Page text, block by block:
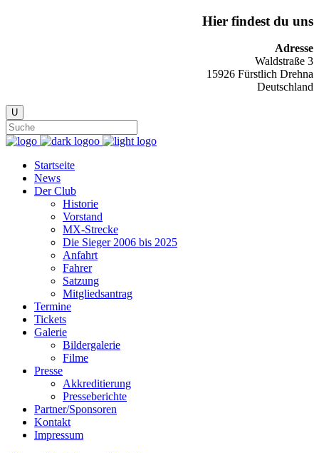
Hier findest du uns
Adresse
Waldstraße 3
15926 Fürstlich Drehna
Deutschland
Startseite
News
Der Club
Historie
Vorstand
MX-Strecke
Die Sieger 2006 bis 2025
Anfahrt
Fahrer
Satzung
Mitgliedsantrag
Termine
Tickets
Galerie
Bildergalerie
Filme
Presse
Akkreditierung
Presseberichte
Partner/Sponsoren
Kontakt
Impressum